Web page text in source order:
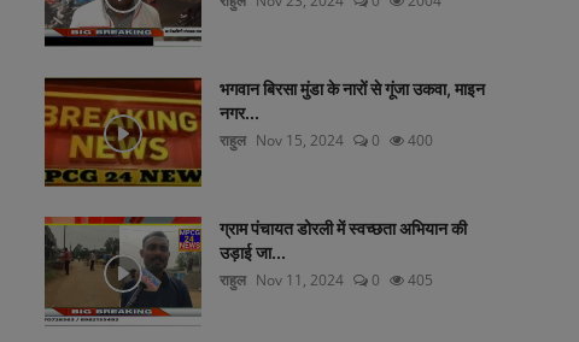
भगवान बिरसा मुंडा के नारों से गूंजा उकवा, माइन
नगर...
राहुल Nov 15, 2024 0 400
ग्राम पंचायत डोरली में स्वच्छता अभियान की
उड़ाई जा...
राहुल Nov 11, 2024 0 405